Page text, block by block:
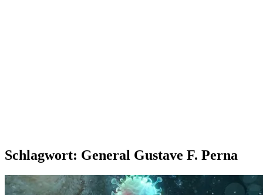
Schlagwort: General Gustave F. Perna